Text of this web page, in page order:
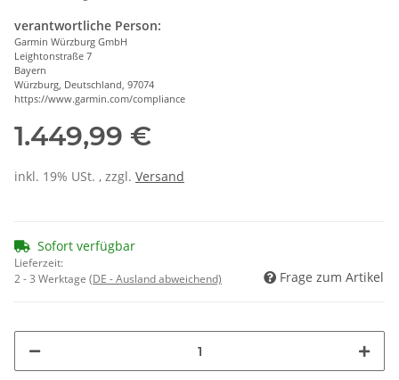
verantwortliche Person:
Garmin Würzburg GmbH
Leightonstraße 7
Bayern
Würzburg, Deutschland, 97074
https://www.garmin.com/compliance
1.449,99 €
inkl. 19% USt. , zzgl. Versand
Sofort verfügbar
Lieferzeit:
2 - 3 Werktage (DE - Ausland abweichend) Frage zum Artikel